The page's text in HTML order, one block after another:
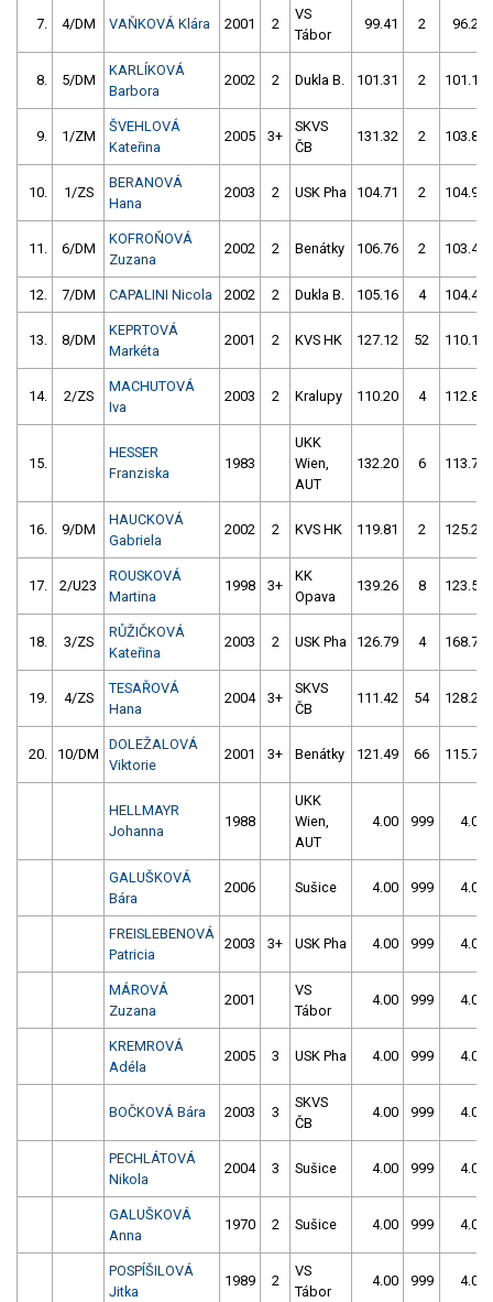
7. 4/DM VAŇKOVÁ Klára 2001 2
VS
Tábor
99.41 2 96.21
8. 5/DM
KARLÍKOVÁ
Barbora
2002 2 Dukla B. 101.31 2 101.10
9. 1/ZM
ŠVEHLOVÁ
Kateřina
2005 3+
SKVS
ČB
131.32 2 103.84
10. 1/ZS
BERANOVÁ
Hana
2003 2 USK Pha 104.71 2 104.92
11. 6/DM
KOFROŇOVÁ
Zuzana
2002 2 Benátky 106.76 2 103.46
12. 7/DM CAPALINI Nicola 2002 2 Dukla B. 105.16 4 104.44
13. 8/DM
KEPRTOVÁ
Markéta
2001 2 KVS HK 127.12 52 110.10
14. 2/ZS
MACHUTOVÁ
Iva
2003 2 Kralupy 110.20 4 112.85
15.
HESSER
Franziska
1983
UKK
Wien,
AUT
132.20 6 113.76
16. 9/DM
HAUCKOVÁ
Gabriela
2002 2 KVS HK 119.81 2 125.22
17. 2/U23
ROUSKOVÁ
Martina
1998 3+
KK
Opava
139.26 8 123.55
18. 3/ZS
RŮŽIČKOVÁ
Kateřina
2003 2 USK Pha 126.79 4 168.75
19. 4/ZS
TESAŘOVÁ
Hana
2004 3+
SKVS
ČB
111.42 54 128.21
20. 10/DM
DOLEŽALOVÁ
Viktorie
2001 3+ Benátky 121.49 66 115.70
HELLMAYR
Johanna
1988
UKK
Wien,
AUT
4.00 999 4.00
GALUŠKOVÁ
Bára
2006 Sušice 4.00 999 4.00
FREISLEBENOVÁ
Patricia
2003 3+ USK Pha 4.00 999 4.00
MÁROVÁ
Zuzana
2001
VS
Tábor
4.00 999 4.00
KREMROVÁ
Adéla
2005 3 USK Pha 4.00 999 4.00
BOČKOVÁ Bára 2003 3
SKVS
ČB
4.00 999 4.00
PECHLÁTOVÁ
Nikola
2004 3 Sušice 4.00 999 4.00
GALUŠKOVÁ
Anna
1970 2 Sušice 4.00 999 4.00
POSPÍŠILOVÁ
Jitka
1989 2
VS
Tábor
4.00 999 4.00